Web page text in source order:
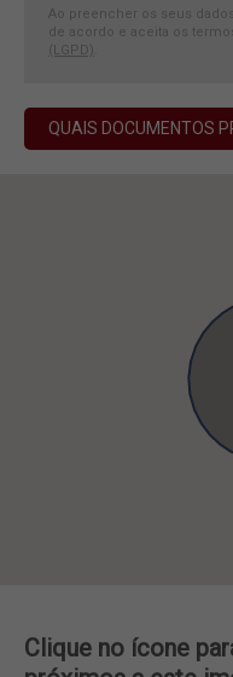
Ao preencher os seus
de acordo e aceita os
(LGPD)
QUAIS DOCUMENTOS